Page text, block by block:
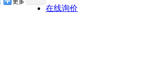
更多
在线询价